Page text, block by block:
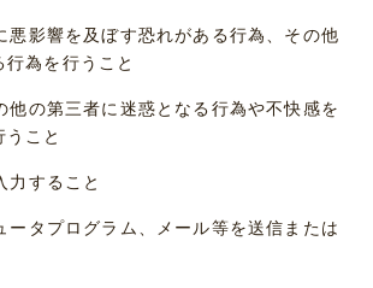
悪影響を及ぼす恐れがある行為、その他
為を行うこと
他の第三者に迷惑となる行為や不快感を
こと
力すること
ータプログラム、メール等を送信または